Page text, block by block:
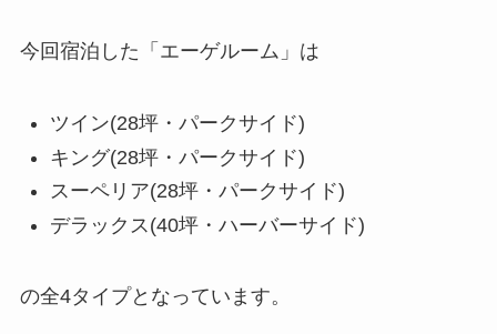
今回宿泊した「エーゲルーム」は
ツイン(28坪・パークサイド)
キング(28坪・パークサイド)
スーペリア(28坪・パークサイド)
デラックス(40坪・ハーバーサイド)
の全4タイプとなっています。